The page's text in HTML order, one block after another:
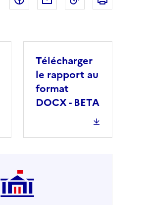
Télécharger
le rapport au
format
DOCX - BETA